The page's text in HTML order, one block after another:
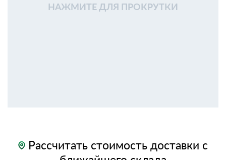
НАЖМИТЕ ДЛЯ ПРОКРУТКИ
Рассчитать стоимость доставки с